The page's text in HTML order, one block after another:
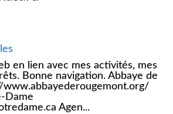
en lien avec mes activités, mes
Bonne navigation. Abbaye de
www.abbayederougemont.org/
Dame
Agen...